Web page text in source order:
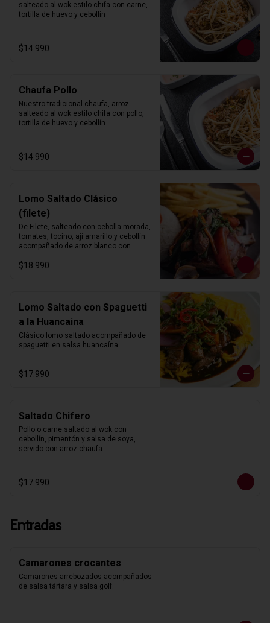
salteado al wok estilo chifa con carne,
tortilla de huevo y cebollín
$14.990
Chaufa Pollo
Nuestro tradicional chaufa, arroz
salteado al wok estilo chifa con pollo,
tortilla de huevo y cebollín.
$14.990
Lomo Saltado Clásico
(filete)
De Filete, salteado con cebolla morada,
tomates, tocino, ají amarillo y cebollín
acompañado de arroz blanco con
$18.990
Lomo Saltado con Spaguetti
a la Huancaina
Clásico lomo saltado acompañado de
spaguetti en salsa huancaína.
$17.990
Saltado Chifero
Pollo o carne saltado al wok con
cebollín, pimentón y salsa de soya,
servido con arroz chaufa.
$17.990
Entradas
Camarones crocantes
Camarones arrebozados acompañados
de salsa tártara y salsa golf.